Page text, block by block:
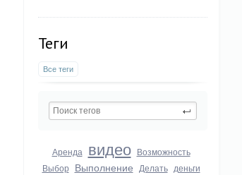
Теги
Все теги
Аренда видео Возможность
Выбор Выполнение Делать деньги